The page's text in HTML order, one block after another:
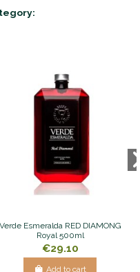
Verde Esmeralda RED DIAMONG
Royal 500ml
€29.10
Add to cart